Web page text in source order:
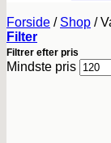
Forside / Shop /
Filter
Filtrer efter pris
Mindste pris